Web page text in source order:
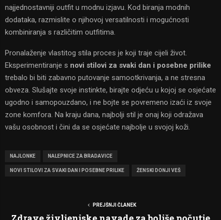
najjednostavniji outfit u modnu izjavu. Kod biranja modnih
dodataka, razmislite o njihovoj versatilnosti i mogućnosti
kombiniranja s različitim outfitima.
Pronalaženje vlastitog stila proces je koji traje cijeli život.
Eksperimentiranje s novi stilovi za svaki dan i posebne prilike
trebalo bi biti zabavno putovanje samootkrivanja, a ne stresna
obveza. Slušajte svoje instinkte, birajte odjeću u kojoj se osjećate
ugodno i samopouzdano, i ne bojte se povremeno izaći iz svoje
zone komfora. Na kraju dana, najbolji stil je onaj koji odražava
vašu osobnost i čini da se osjećate najbolje u svojoj koži.
NAJLONKE NALEPNICE ZA BRADAVICE
NOVI STILOVI ZA SVAKI DAN I POSEBNE PRILIKE ŽENSKI DONJI VEŠ
PREJŠNJI ČLANEK